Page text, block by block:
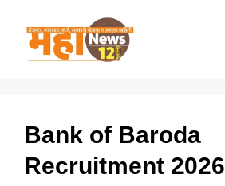
Bank of Baroda
Recruitment 2026